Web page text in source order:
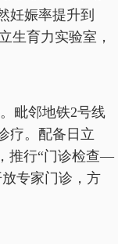
妊娠率提升到
生育力实验室，
毗邻地铁2号线
疗。配备日立
推行“门诊检查—
专家门诊，方